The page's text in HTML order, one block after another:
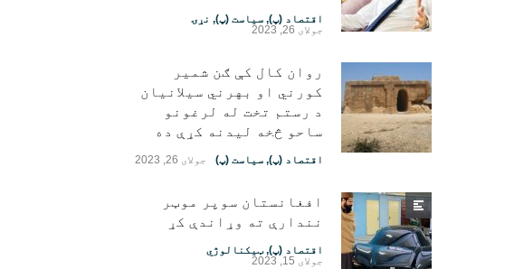
اقتصاد (پ), سیاست (پ), نړۍ
جولای 26, 2023
روان کال کې ګن شمیر
کورني او بهرني سیلانیان
د رستم تخت له لرغونو
ساحو څخه لیدنه کړې ده
اقتصاد (پ), سیاست (پ) جولای 26, 2023
افغانستان سوپر موټر
نندارې ته وړاندې کړ
اقتصاد (پ),ټیکنالوژي
جولای 15, 2023